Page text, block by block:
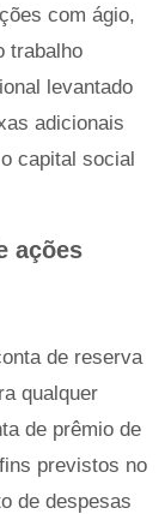
com ágio,
trabalho
levantado
adicionais
capital social
ações
de reserva
qualquer
de prêmio de
previstos no
de despesas